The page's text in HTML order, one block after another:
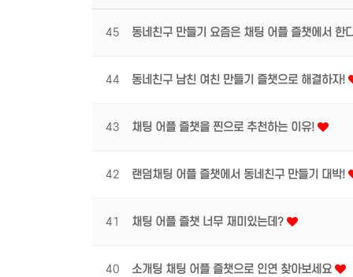
45 동네친구 만들기 요즘은 채팅 어플 즐챗에서 한
44 동네친구 남친 여친 만들기 즐챗으로 해결하자!
43 채팅 어플 즐챗을 찐으로 추천하는 이유!
42 랜덤채팅 어플 즐챗에서 동네친구 만들기 대박!
41 채팅 어플 즐챗 너무 재미있는데?
40 소개팅 채팅 어플 즐챗으로 인연 찾아보세요